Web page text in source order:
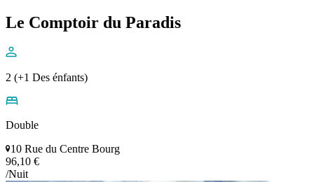
Le Comptoir du Paradis
2 (+1 Des énfants)
Double
10 Rue du Centre Bourg
96,10 €
/Nuit